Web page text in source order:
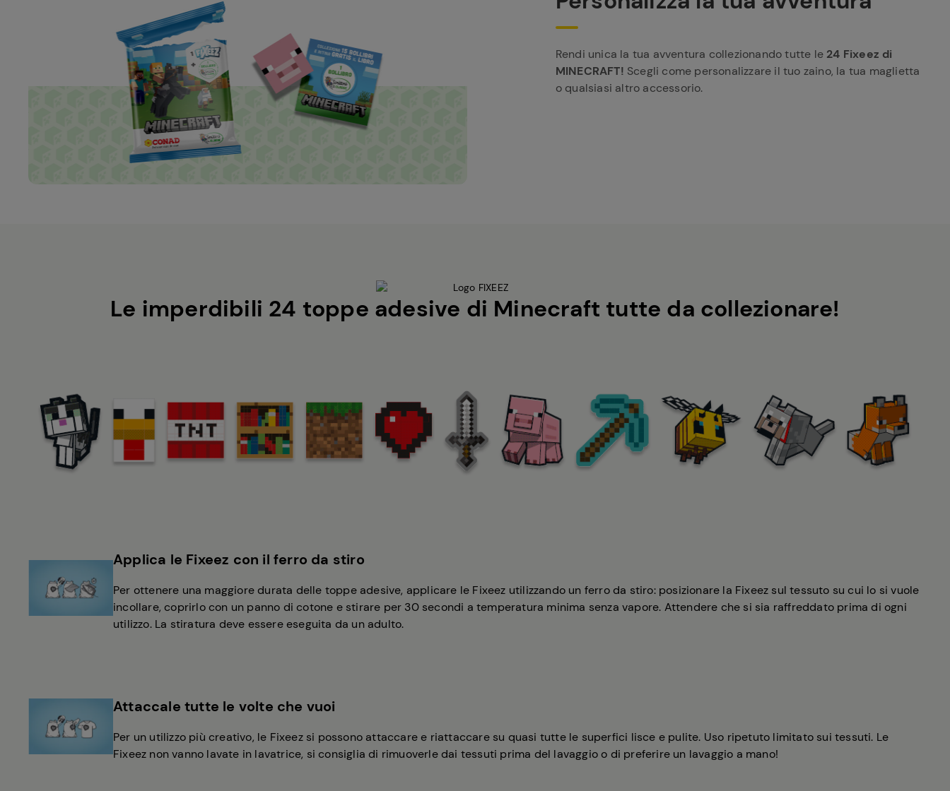
Rendi unica la tua avventura collezionando tutte le24 Fixeez di
MINECRAFT! Scegli come personalizzare il tuo zaino, la tua maglietta
o qualsiasi altro accessorio.
Le imperdibili 24 toppe adesive di Minecraft tutte da collezionare!
Applica le Fixeez con il ferro da stiro
Per ottenere una maggiore durata delle toppe adesive, applicare le Fixeez utilizzando un ferro da stiro: posizionare la Fixeez sul tessuto su cui lo si vuole
incollare, coprirlo con un panno di cotone e stirare per 30 secondi a temperatura minima senza vapore. Attendere che si sia raffreddato prima di ogni
utilizzo. La stiratura deve essere eseguita da un adulto.
Attaccale tutte le volte che vuoi
Per un utilizzo più creativo, le Fixeez si possono attaccare e riattaccare su quasi tutte le superfici lisce e pulite. Uso ripetuto limitato sui tessuti. Le
Fixeez non vanno lavate in lavatrice, si consiglia di rimuoverle dai tessuti prima del lavaggio o di preferire un lavaggio a mano!